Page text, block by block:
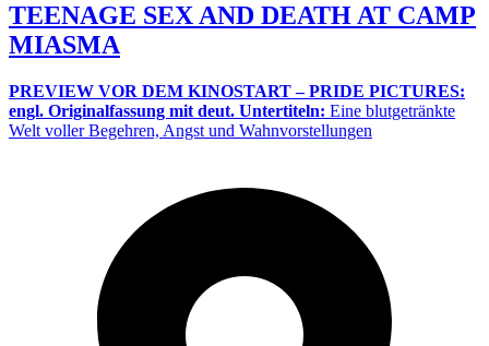
TEENAGE SEX AND DEATH AT CAMP
MIASMA
PREVIEW VOR DEM KINOSTART – PRIDE PICTURES:
engl. Originalfassung mit deut. Untertiteln: Eine blutgetränkte
Welt voller Begehren, Angst und Wahnvorstellungen